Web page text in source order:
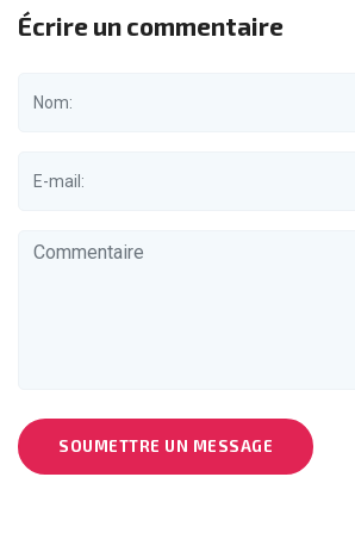
Écrire un commentaire
SOUMETTRE UN MESSAGE